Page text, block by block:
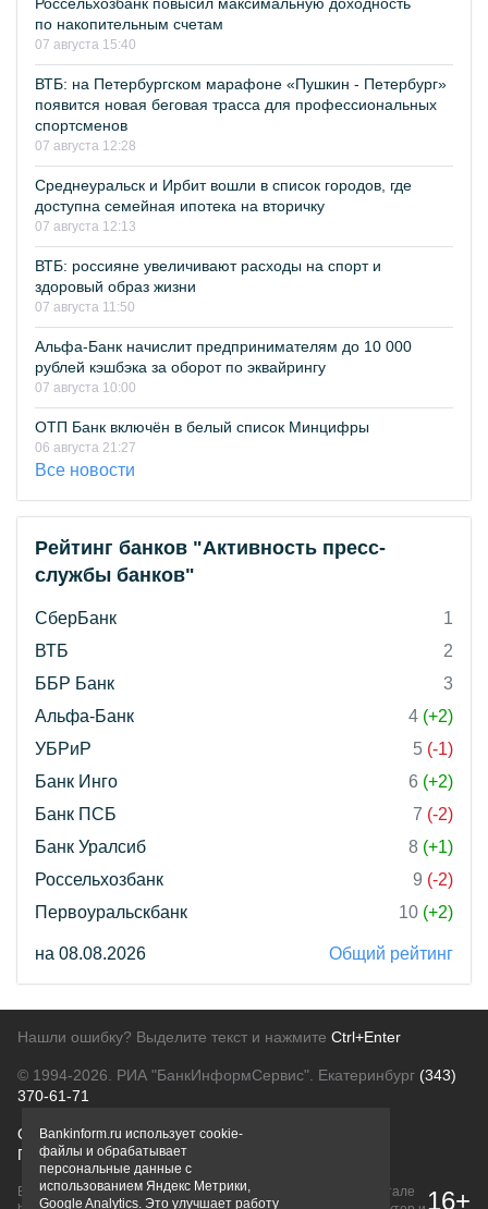
по накопительным счетам
07 августа 15:40
ВТБ: на Петербургском марафоне «Пушкин - Петербург»
появится новая беговая трасса для профессиональных
спортсменов
07 августа 12:28
Среднеуральск и Ирбит вошли в список городов, где
доступна семейная ипотека на вторичку
07 августа 12:13
ВТБ: россияне увеличивают расходы на спорт и
здоровый образ жизни
07 августа 11:50
Альфа-Банк начислит предпринимателям до 10 000
рублей кэшбэка за оборот по эквайрингу
07 августа 10:00
ОТП Банк включён в белый список Минцифры
06 августа 21:27
Все новости
Рейтинг банков "Активность пресс-
службы банков"
СберБанк
1
ВТБ
2
ББР Банк
3
Альфа-Банк
4 (+2)
УБРиР
5 (-1)
Банк Инго
6 (+2)
Банк ПСБ
7 (-2)
Банк Уралсиб
8 (+1)
Россельхозбанк
9 (-2)
Первоуральскбанк
10 (+2)
на 08.08.2026 Общий рейтинг
Нашли ошибку? Выделите текст и нажмите Ctrl+Enter
© 1994-2026. РИА "БанкИнформСервис". Екатеринбург (343)
370-61-71
О проектеПолитика конфиденциальности
Правовая информацияДля рекламодателей
Вся информация о продуктах банков, размещенная на портале
16+
Bankinform.ru использует cookie-
файлы и обрабатывает
персональные данные с
использованием Яндекс Метрики,
Google Analytics. Это улучшает работу